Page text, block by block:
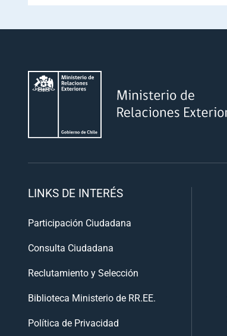
LINKS DE INTERÉS
Participación Ciudadana
Consulta Ciudadana
Reclutamiento y Selección
Biblioteca Ministerio de RR.EE.
Política de Privacidad